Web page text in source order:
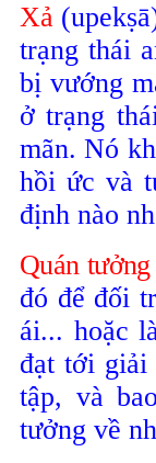
Xả (upekṣ
trạng thái
bị vướng
ở trạng
mãn. Nó
hồi ức và
định nào
Quán tưởng
đó để đối
ái... hoặc
đạt tới giải
tập, và
tưởng về